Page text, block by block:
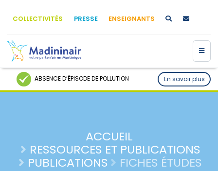
COLLECTIVITÉS PRESSE ENSEIGNANTS
ABSENCE D’ÉPISODE DE POLLUTION En savoir plus
ACCUEIL
RESSOURCES ET PUBLICATIONS
PUBLICATIONS
FICHES ÉTUDES